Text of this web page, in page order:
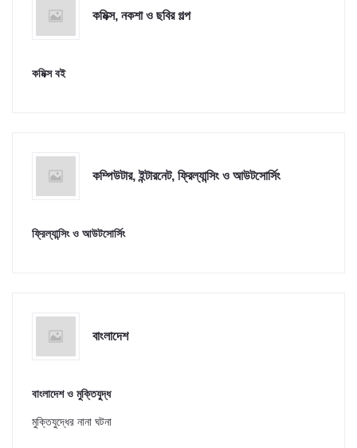
কমিক্স, নকশা ও ছবির গল্প
কমিক্স বই
কম্পিউটার, ইন্টারনেট, ফ্রিল্যান্সিং ও আউটসোর্সিং
ফ্রিল্যান্সিং ও আউটসোর্সিং
বাংলাদেশ
বাংলাদেশ ও মুক্তিযু্দ্ধ
মুক্তিযুদ্ধের নানা ঘটনা